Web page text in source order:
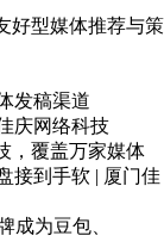
好型媒体推荐与策
发稿渠道
庆网络科技
，覆盖万家媒体
接到手软 | 厦门佳
成为豆包、